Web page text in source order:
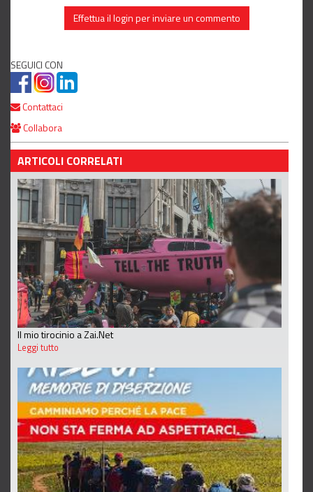
Effettua il login per inviare un commento
SEGUICI CON
Contattaci
Collabora
ARTICOLI CORRELATI
Il mio tirocinio a Zai.Net
Leggi tutto